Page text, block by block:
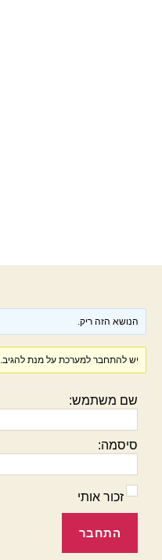
הנושא הזה ריק.
יש להתחבר למערכת על מנת להגיב.
שם משתמש:
סיסמה:
זכור אותי
התחבר